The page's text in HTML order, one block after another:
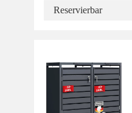
Reservierbar